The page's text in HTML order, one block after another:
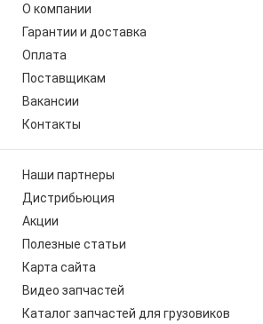
О компании
Гарантии и доставка
Оплата
Поставщикам
Вакансии
Контакты
Наши партнеры
Дистрибьюция
Акции
Полезные статьи
Карта сайта
Видео запчастей
Каталог запчастей для грузовиков